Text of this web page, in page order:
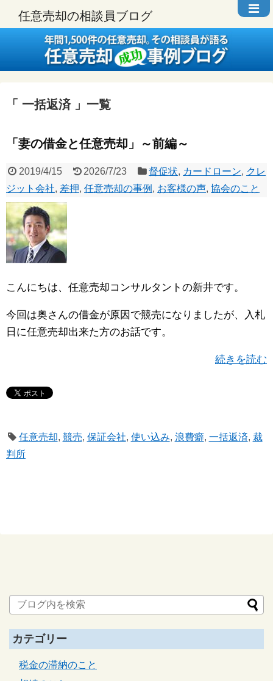
任意売却の相談員ブログ
一括返済 一覧
「妻の借金と任意売却」～前編～
2019/4/15 2026/7/23 督促状, カードローン, クレ
ジット会社, 差押, 任意売却の事例 , お客様の声, 協会のこと
こんにちは、任意売却コンサルタントの新井です。
今回は奥さんの借金が原因で競売になりましたが、入札
日に任意売却出来た方のお話です。
続きを読む
任意売却, 競売, 保証会社, 使い込み, 浪費癖, 一括返済, 裁
判所
カテゴリー
税金の滞納のこと